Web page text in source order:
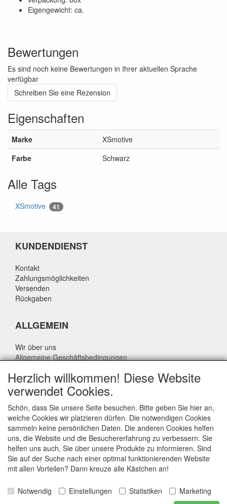
Eigengewicht: ca.
Bewertungen
Es sind noch keine Bewertungen in Ihrer aktuellen Sprache
verfügbar
Schreiben Sie eine Rezension
Eigenschaften
Marke
XSmotive
Farbe
Schwarz
Alle Tags
XSmotive 41
KUNDENDIENST
Kontakt
Zahlungsmöglichkeiten
Versenden
Rückgaben
ALLGEMEIN
Wir über uns
Allgemeine Geschäftsbedingungen
Haftungsausschluss
Über Rik Thijssen
ALLGEMEIN
www.rikthijssenshop.nl
Logistik durch OTOPARTS BV
Herzlich willkommen! Diese Website
verwendet Cookies.
Schön, dass Sie unsere Seite besuchen. Bitte geben Sie hier an,
welche Cookies wir platzieren dürfen. Die notwendigen Cookies
sammeln keine persönlichen Daten. Die anderen Cookies helfen
uns, die Website und die Besuchererfahrung zu verbessern. Sie
helfen uns auch, Sie über unsere Produkte zu informieren. Sind
Sie auf der Suche nach einer optimal funktionierenden Website
mit allen Vorteilen? Dann kreuze alle Kästchen an!
Notwendig Einstellungen Statistiken Marketing